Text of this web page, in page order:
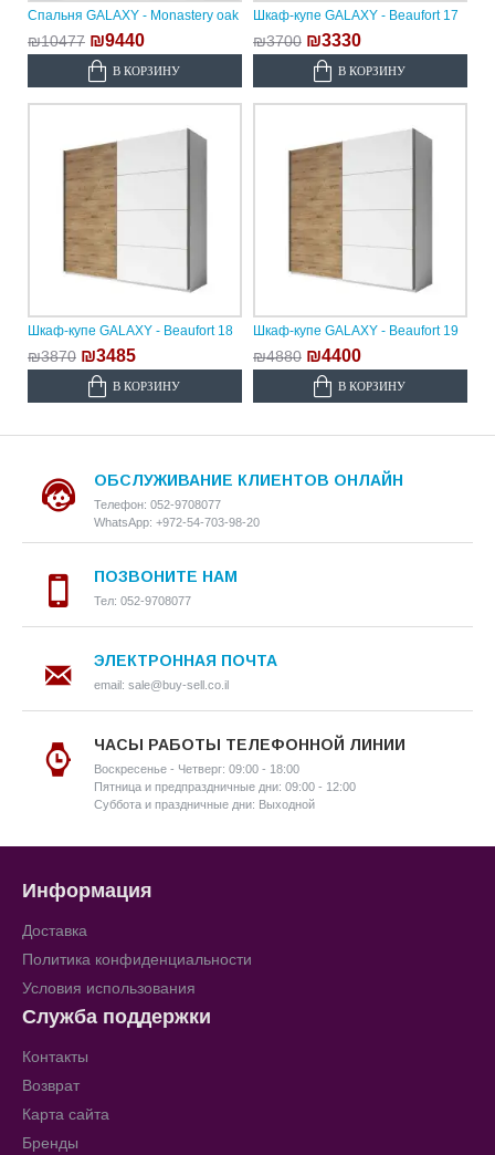
Спальня GALAXY - Monastery oak
₪10477 ₪9440
В КОРЗИНУ
Шкаф-купе GALAXY - Beaufort 17
₪3700 ₪3330
В КОРЗИНУ
Шкаф-купе GALAXY - Beaufort 18
₪3870 ₪3485
В КОРЗИНУ
Шкаф-купе GALAXY - Beaufort 19
₪4880 ₪4400
В КОРЗИНУ
ОБСЛУЖИВАНИЕ КЛИЕНТОВ ОНЛАЙН
Телефон: 052-9708077
WhatsApp: +972-54-703-98-20
ПОЗВОНИТЕ НАМ
Тел: 052-9708077
ЭЛЕКТРОННАЯ ПОЧТА
email: sale@buy-sell.co.il
ЧАСЫ РАБОТЫ ТЕЛЕФОННОЙ ЛИНИИ
Воскресенье - Четверг: 09:00 - 18:00
Пятница и предпраздничные дни: 09:00 - 12:00
Суббота и праздничные дни: Выходной
Информация
Доставка
Политика конфиденциальности
Условия использования
Служба поддержки
Контакты
Возврат
Карта сайта
Бренды